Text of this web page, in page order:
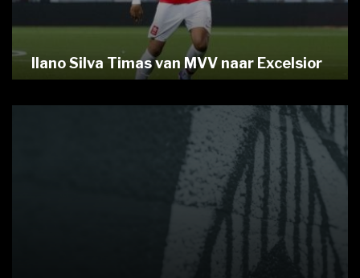
Ilano Silva Timas van MVV naar Excelsior